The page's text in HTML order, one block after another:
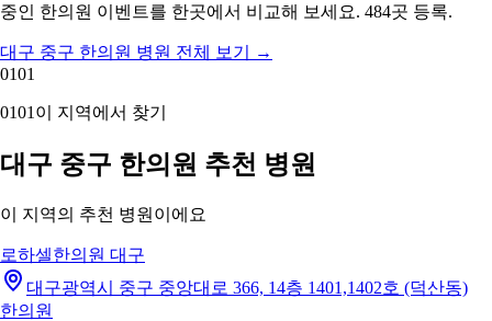
중인 한의원 이벤트를 한곳에서 비교해 보세요. 484곳 등록.
대구 중구 한의원 병원 전체 보기
→
0101
0101 이 지역에서 찾기
대구 중구 한의원 추천 병원
이 지역의 추천 병원이에요
로하셀한의원 대구
대구광역시 중구 중앙대로 366, 14층 1401,1402호 (덕산동)
한의원